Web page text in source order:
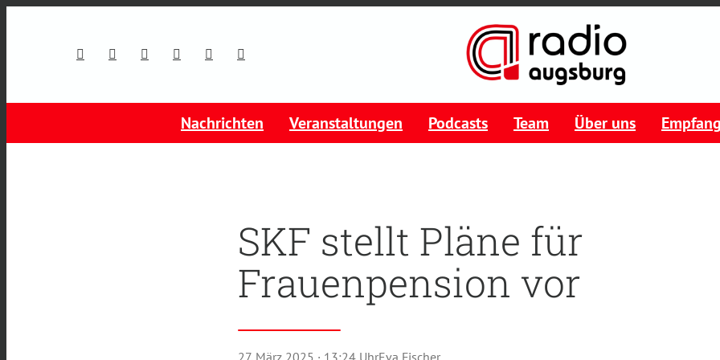
Nachrichten Veranstaltungen Podcasts Team Über uns Empfang
SKF stellt Pläne für
Frauenpension vor